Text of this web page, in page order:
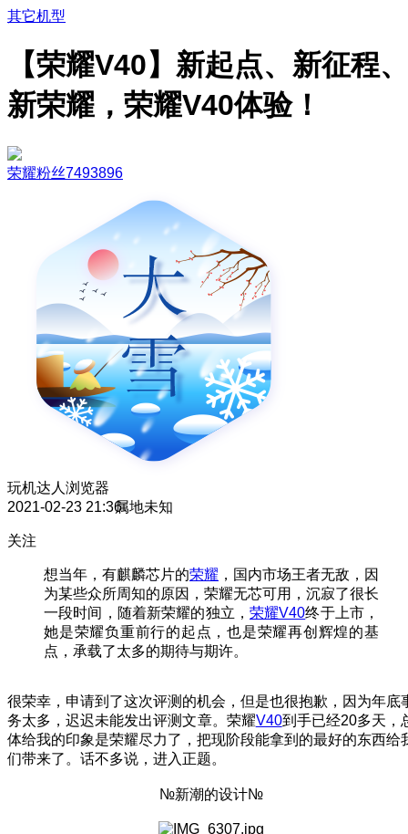
其它机型
【荣耀V40】新起点、新征程、
新荣耀，荣耀V40体验！
荣耀粉丝7493896
玩机达人 浏览器
2021-02-23 21:36属地未知
关注
想当年，有麒麟芯片的荣耀 ，国内市场王者无敌，因
为某些众所周知的原因，荣耀无芯可用，沉寂了很长
一段时间，随着新荣耀的独立， 荣耀V40终于上市，
她是荣耀负重前行的起点，也是荣耀再创辉煌的基
点，承载了太多的期待与期许。
很荣幸，申请到了这次评测的机会，但是也很抱歉，因为年底
务太多，迟迟未能发出评测文章。荣耀V40到手已经20多天，
体给我的印象是荣耀尽力了，把现阶段能拿到的最好的东西给
们带来了。话不多说，进入正题。
№新潮的设计№